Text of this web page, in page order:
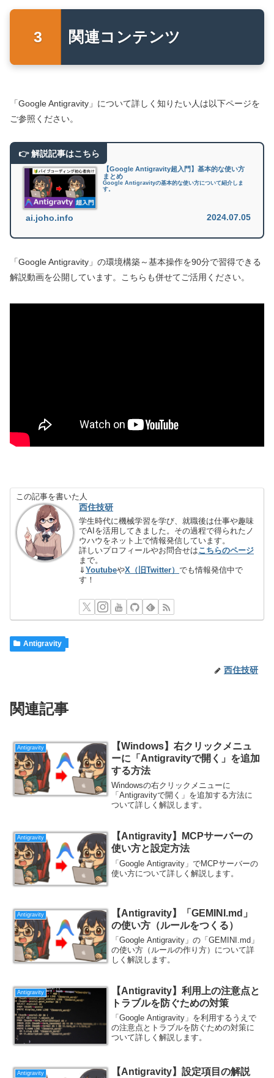
関連コンテンツ
「Google Antigravity」について詳しく知りたい人は以下ページを
ご参照ください。
【Google Antigravity超入門】基本的な使い方
まとめ
Google Antigravityの基本的な使い方について紹介しま
す。
ai.joho.info 2024.07.05
「Google Antigravity」の環境構築～基本操作を90分で習得できる
解説動画を公開しています。こちらも併せてご活用ください。
この記事を書いた人
西住技研
学生時代に機械学習を学び、就職後は仕事や趣味
でAIを活用してきました。その過程で得られたノ
ウハウをネット上で情報発信しています。
詳しいプロフィールやお問合せはこちらのページ
まで。
⇓YoutubeやX（旧Twitter）でも情報発信中で
す！
Antigravity
西住技研
関連記事
Antigravity
【Windows】右クリックメニュ
ーに「Antigravityで開く」を追加
する方法
Windowsの右クリックメニューに
「Antigravityで開く」を追加する方法に
ついて詳しく解説します。
Antigravity
【Antigravity】MCPサーバーの
使い方と設定方法
「Google Antigravity」でMCPサーバーの
使い方について詳しく解説します。
Antigravity
【Antigravity】「GEMINI.md」
の使い方（ルールをつくる）
「Google Antigravity」の「GEMINI.md」
の使い方（ルールの作り方）について詳
しく解説します。
Antigravity
【Antigravity】利用上の注意点と
トラブルを防ぐための対策
「Google Antigravity」を利用するうえで
の注意点とトラブルを防ぐための対策に
ついて詳しく解説します。
Antigravity 【Antigravity】設定項目の解説